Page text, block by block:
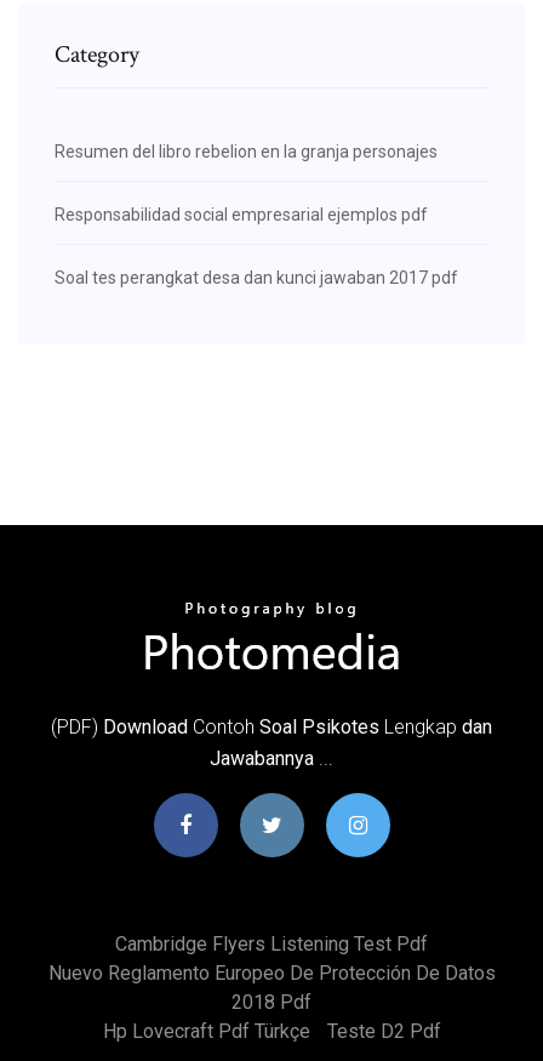
Category
Resumen del libro rebelion en la granja personajes
Responsabilidad social empresarial ejemplos pdf
Soal tes perangkat desa dan kunci jawaban 2017 pdf
(PDF) Download Contoh Soal Psikotes Lengkap dan
Jawabannya
Cambridge Flyers Listening Test Pdf
Nuevo Reglamento Europeo De Protección De Datos
2018 Pdf
Hp Lovecraft Pdf Türkçe
Teste D2 Pdf